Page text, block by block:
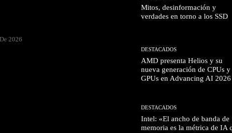
2026
Mitos, desinformación y
verdades en torno a los SSD
DESTACADOS
AMD presenta Helios y su
nueva generación de CPUs y
GPUs en Advancing AI 2026
DESTACADOS
Intel: «El ancho de banda de
memoria es la métrica de IA